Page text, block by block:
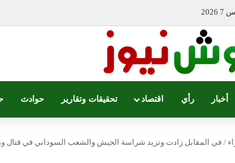
أخبار رأي اقتصاد تحقيقات وتقارير حوادث
/ في المقابل زادت وتزيد شراسة الجيش والشعب السوداني في قتال